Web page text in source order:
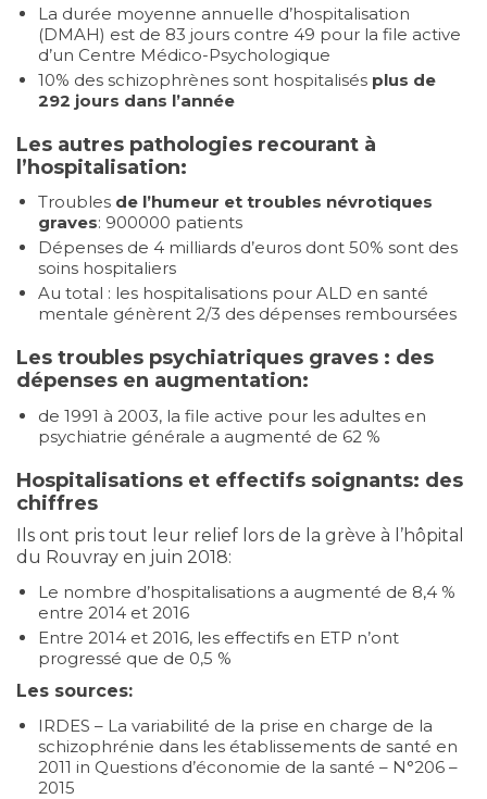
La durée moyenne annuelle d’hospitalisation
(DMAH) est de 83 jours contre 49 pour la file active
d’un Centre Médico-Psychologique
10% des schizophrènes sont hospitalisés plus de
292 jours dans l’année
Les autres pathologies recourant à
l’hospitalisation:
Troubles de l’humeur et troubles névrotiques
graves: 900000 patients
Dépenses de 4 milliards d’euros dont 50% sont des
soins hospitaliers
Au total : les hospitalisations pour ALD en santé
mentale génèrent 2/3 des dépenses remboursées
Les troubles psychiatriques graves : des
dépenses en augmentation:
de 1991 à 2003, la file active pour les adultes en
psychiatrie générale a augmenté de 62 %
Hospitalisations et effectifs soignants: des
chiffres
Ils ont pris tout leur relief lors de la grève à l’hôpital
du Rouvray en juin 2018:
Le nombre d’hospitalisations a augmenté de 8,4 %
entre 2014 et 2016
Entre 2014 et 2016, les effectifs en ETP n’ont
progressé que de 0,5 %
Les sources:
IRDES – La variabilité de la prise en charge de la
schizophrénie dans les établissements de santé en
2011 in Questions d’économie de la santé – N°206 –
2015